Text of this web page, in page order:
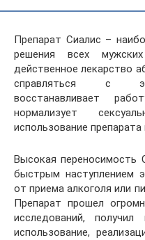
Препарат Сиалис –
решения всех
действенное лекарство
справляться с
восстанавливает
нормализует
использование
Высокая переносимость
быстрым наступлением
от приема алкоголя или
Препарат прошел
исследований,
использование,